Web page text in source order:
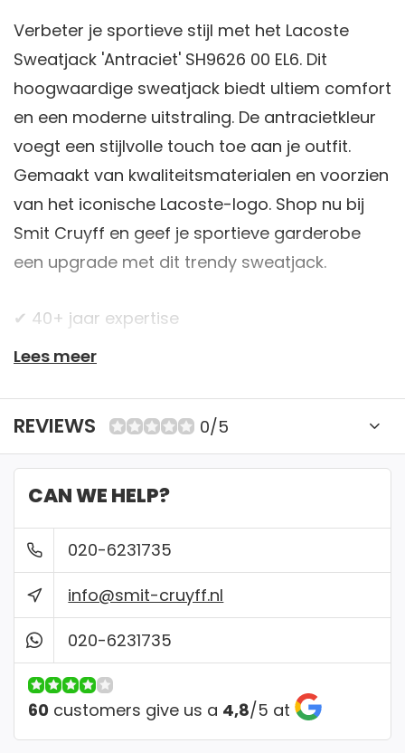
Verbeter je sportieve stijl met het Lacoste
Sweatjack 'Antraciet' SH9626 00 EL6. Dit
hoogwaardige sweatjack biedt ultiem comfort
en een moderne uitstraling. De antracietkleur
voegt een stijlvolle touch toe aan je outfit.
Gemaakt van kwaliteitsmaterialen en voorzien
van het iconische Lacoste-logo. Shop nu bij
Smit Cruyff en geef je sportieve garderobe
een upgrade met dit trendy sweatjack.
✔ 40+ jaar expertise
onze voorwaarden
✔ Betaal veilig met iDeal, Creditcard of
Bankcontact
✔ Gratis verzending vanaf €150
✔ Gemakkelijk passen in onze winkel
Lees meer
REVIEWS 0/5
CAN WE HELP?
020-6231735
info@smit-cruyff.nl
020-6231735
60 customers give us a 4,8/5 at